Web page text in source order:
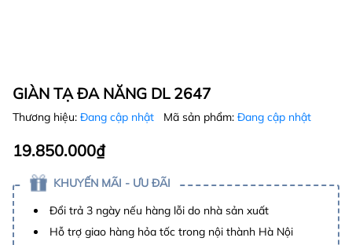
GIÀN TẠ ĐA NĂNG DL 2647
Thương hiệu: Đang cập nhật Mã sản phẩm: Đang cập nhật
19.850.000₫
KHUYẾN MÃI - ƯU ĐÃI
Đổi trả 3 ngày nếu hàng lỗi do nhà sản xuất
Hỗ trợ giao hàng hỏa tốc trong nội thành Hà Nội